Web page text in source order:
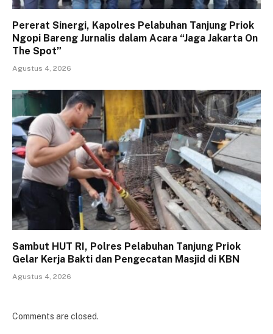
Pererat Sinergi, Kapolres Pelabuhan Tanjung Priok
Ngopi Bareng Jurnalis dalam Acara “Jaga Jakarta On
The Spot”
Agustus 4, 2026
Sambut HUT RI, Polres Pelabuhan Tanjung Priok
Gelar Kerja Bakti dan Pengecatan Masjid di KBN
Agustus 4, 2026
Comments are closed.